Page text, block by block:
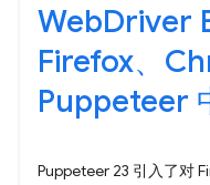
WebDriver
Firefox、
Puppeteer
Puppeteer 23 引入了对